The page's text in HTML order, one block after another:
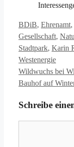
Kategorien
BDiB, Ehrenamt,
Gesellschaft,
Stadtpark, Karin
Westenergie
Wildwuchs bei
Bauhof auf
Schreibe